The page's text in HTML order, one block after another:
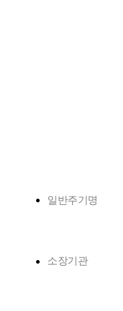
일반주기명
소장기관